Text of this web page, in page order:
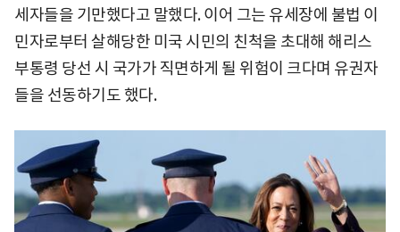
세자들을 기만했다고 말했다. 이어 그는 유세장에 불법 이
민자로부터 살해당한 미국 시민의 친척을 초대해 해리스
부통령 당선 시 국가가 직면하게 될 위험이 크다며 유권자
들을 선동하기도 했다.